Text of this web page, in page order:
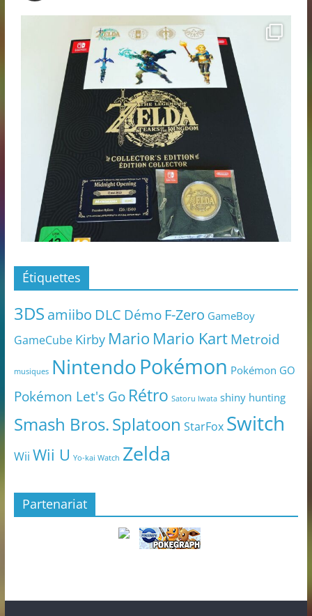
Étiquettes
3DS amiibo DLC Démo F-Zero GameBoy
GameCube Kirby Mario Mario KartMetroid
musiques NintendoPokémon Pokémon GO
Pokémon Let's Go Rétro Satoru Iwata shiny hunting
Smash Bros.Splatoon StarFox Switch
Wii Wii U Yo-kai Watch Zelda
Partenariat